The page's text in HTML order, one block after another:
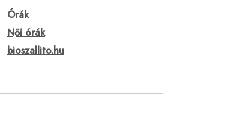
Órák
Női órák
bioszallito.hu